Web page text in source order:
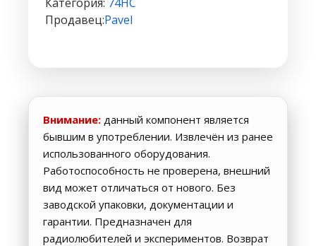
Продавец:Pavel
Внимание: данный компонент является
бывшим в употреблении. Извлечён из ранее
использованного оборудования.
Работоспособность не проверена, внешний
вид может отличаться от нового. Без
заводской упаковки, документации и
гарантии. Предназначен для
радиолюбителей и экспериментов. Возврат